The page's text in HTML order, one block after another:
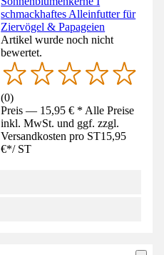
schmackhaftes Alleinfutter für
Ziervögel & Papageien
Artikel wurde noch nicht
bewertet.
(0)
Preis — 15,95 € * Alle Preise
inkl. MwSt. und ggf. zzgl.
Versandkosten pro ST15,95
€*/ ST